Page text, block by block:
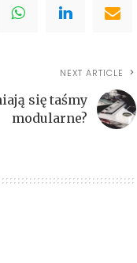
NEXT ARTICLE
się taśmy
modularne?